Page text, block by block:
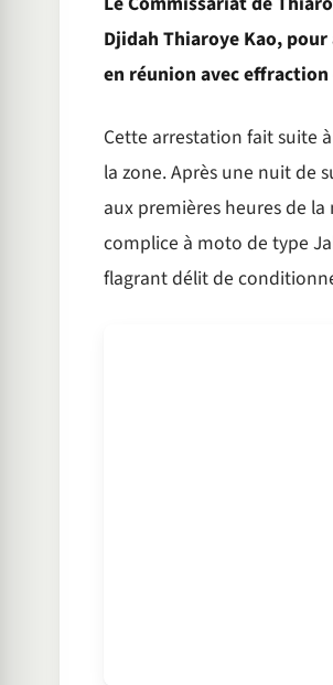
Djidah Thiaroye Kao,
en réunion avec
Cette arrestation fait suite
la zone. Après une nuit de
aux premières heures de
complice à moto de type
flagrant délit de